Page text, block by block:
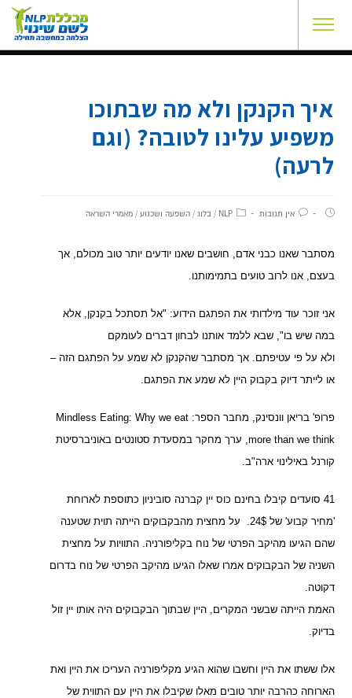
איך הקנקן ולא מה שבתוכו
משפיע עלינו לטובה? (וגם
לרעה)
אין תגובות NLP
/בלוג /השפעה ושכנוע /מאמרי השראה
מסתבר שאנו כבני אדם, חושבים שאנו יודעים יותר טוב מכולם, אך
בעצם, אנו לרוב טועים בתמימותנו.
אני זוכר עוד מילדותי את הפתגם הידוע: "אל תסתכל בקנקן, אלא
במה שיש בו", שבא ללמד אותנו לבחון דברים לעומקם
ולא על פי עטיפתם. אך מסתבר שהקנקן לא שמע על הפתגם הזה –
או לייתר דיוק בקבוק היין לא שמע את הפתגם.
פרופ' בריאן וונסינק, מחבר הספר: Mindless Eating: Why we eat
more than we think, ערך מחקר במסעדת סטונטים באוניברסיטת
קורנל באילינוי ארה"ב.
41 סועדים קיבלו בחינם כוס יין קברנה סוביניון כתוספת לארוחת
'מחיר קבוע' של 24$. על מחצית מהבקבוקים הייתה תוית שטענה
שהם הגיעו מהיקב הפרטי של נוח בקליפורניה. התוויות על מחצית
השניה של הבקבוקים אמרו שאלו הגיעו מהיקב הפרטי של נוח בדרום
דקוטה.
האמת הייתה שבשני המקרים, היין שבתוך הבקבוקים היה אותו יין זול
בדיוק.
אלו ששתו את היין וחשבו שהוא הגיע מקליפורניה העריכו את היין ואת
הארוחה כהרבה יותר טובים מאלו שקיבלו את היין עם התווית של